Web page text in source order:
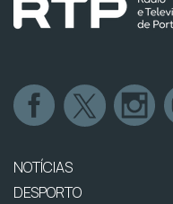
NOTÍCIAS
DESPORTO